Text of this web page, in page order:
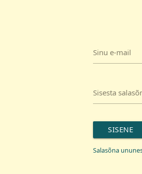
Sinu e-mail
Sisesta
SISENE
Salasõna